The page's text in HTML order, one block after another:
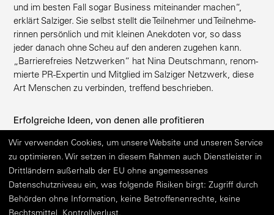
und im besten Fall sogar Business mitein­ander machen“,
erklärt Salziger. Sie selbst stellt die Teilnehmer und Teilneh­me­
rinnen persönlich und mit kleinen Anekdoten vor, so dass
jeder danach ohne Scheu auf den anderen zugehen kann.
„Barrie­re­freies Netzwerken“ hat Nina Deutschmann, renom­
mierte PR-Expertin und Mitglied im Salziger Netzwerk, diese
Art Menschen zu verbinden, treffend beschrieben.
Erfolg­reiche Ideen, von denen alle profitieren
Inzwi­schen hat Stephanie Salziger sich noch einmal neu
erfunden. Unter der Marke SALZIGER selektion bietet sie ihr
„wertvolles lifestyle online format“, sowie verschiedene
Events, ihr Netzwerk und Club-Mitglied­schaften an. In Koope­
ration mit verschie­denen Partnern macht sie „Menschen,
Wir verwenden Cookies, um unsere Website und unseren Service
zu optimieren. Wir setzen in diesem Rahmen auch Dienstleister in
Drittländern außerhalb der EU ohne angemessenes
Datenschutzniveau ein, was folgende Risiken birgt: Zugriff durch
Behörden ohne Information, keine Betroffenenrechte, keine